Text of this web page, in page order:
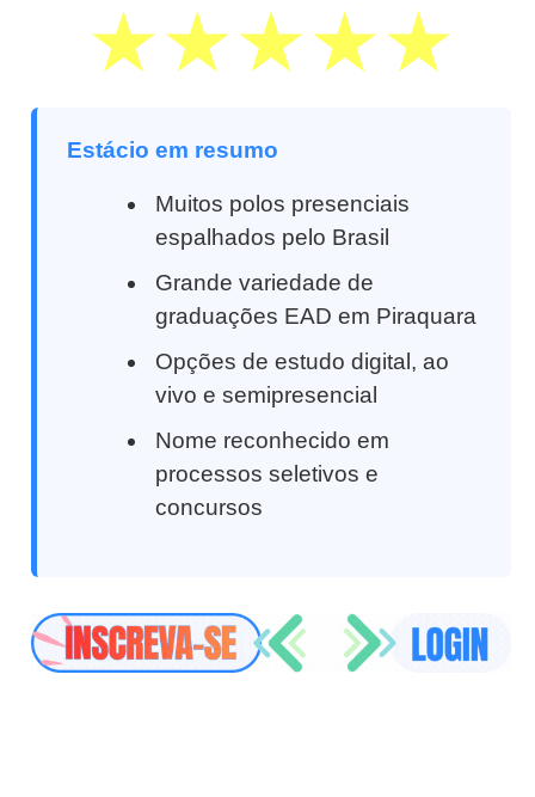
Estácio em resumo
Muitos polos presenciais
espalhados pelo Brasil
Grande variedade de
graduações EAD em Piraquara
Opções de estudo digital, ao
vivo e semipresencial
Nome reconhecido em
processos seletivos e
concursos